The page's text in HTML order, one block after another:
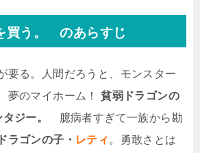
買う。 のあらすじ
要る。人間だろうと、モンスター
夢のマイホーム！貧弱ドラゴンの
ジー。
臆病者すぎて一族から勘
ラゴンの子・ レティ 。勇敢さとは